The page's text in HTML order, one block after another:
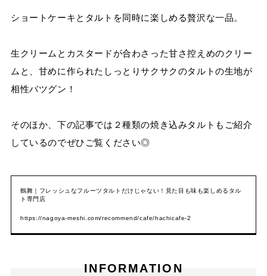
ショートケーキとタルトを同時に楽しめる贅沢な一品。
生クリームとカスタードが合わさった甘さ控えめのクリー
ムと、甘めに作られたしっとりサクサクのタルトの生地が
相性バツグン！
そのほか、下の記事では２種類の焼き込みタルトもご紹介
しているのでぜひご覧ください◎
鶴舞｜フレッシュなフルーツタルトだけじゃない！見た目も味も楽しめるタル
ト専門店
https://nagoya-meshi.com/recommend/cafe/hachicafe-2
INFORMATION